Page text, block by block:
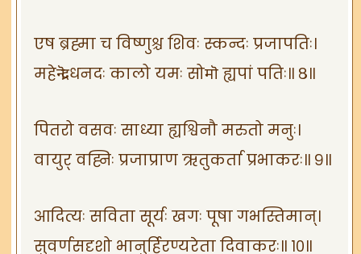
एष ब्रह्मा च विष्णुश्च शिवः स्कन्दः प्रजापतिः।
महेन्द्रॊ धनदः कालो यमः सोमॊ ह्यपां पतिः॥ ८॥
पितरो वसवः साध्या ह्यश्विनौ मरुतो मनुः।
वायुर् वह्निः प्रजाप्राण ऋतुकर्ता प्रभाकरः॥ ९॥
आदित्यः सविता सूर्यः खगः पूषा गभस्तिमान्।
सुवर्णसदृशो भानुर्हिरण्यरेता दिवाकरः॥ १०॥